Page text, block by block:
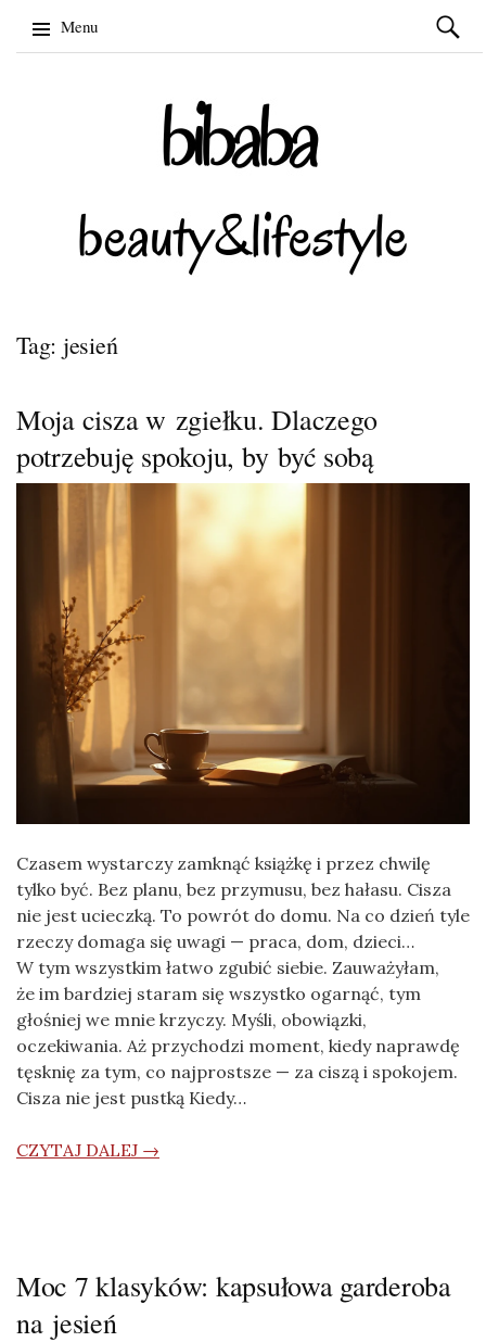
Menu
Szukaj:
Tag: jesień
Moja cisza w zgiełku. Dlaczego
potrzebuję spokoju, by być sobą
Czasem wystarczy zamknąć książkę i przez chwilę
tylko być. Bez planu, bez przymusu, bez hałasu. Cisza
nie jest ucieczką. To powrót do domu. Na co dzień tyle
rzeczy domaga się uwagi — praca, dom, dzieci…
W tym wszystkim łatwo zgubić siebie. Zauważyłam,
że im bardziej staram się wszystko ogarnąć, tym
głośniej we mnie krzyczy. Myśli, obowiązki,
oczekiwania. Aż przychodzi moment, kiedy naprawdę
tęsknię za tym, co najprostsze — za ciszą i spokojem.
Cisza nie jest pustką Kiedy…
CZYTAJ DALEJ →
Moc 7 klasyków: kapsułowa garderoba
na jesień